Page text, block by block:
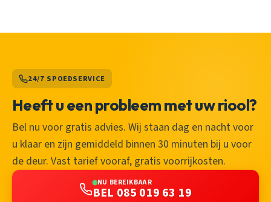
24/7 SPOEDSERVICE
Heeft u een probleem met uw riool?
Bel nu voor gratis advies. Wij staan dag en nacht voor
u klaar en zijn gemiddeld binnen 30 minuten bij u voor
de deur. Vast tarief vooraf, gratis voorrijkosten.
NU BEREIKBAAR
BEL 085 019 63 19